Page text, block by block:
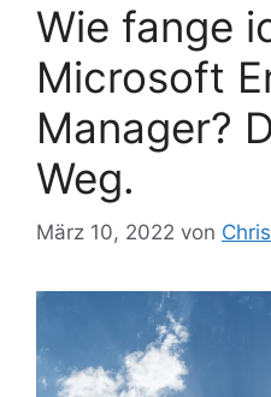
Wie fange
Microsoft
Manager?
Weg.
März 10, 2022 von